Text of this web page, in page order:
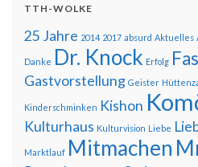
TTH-WOLKE
25 Jahre 2014 2017 absurd Aktuelles
Danke Dr. Knock Erfolg
Gastvorstellung Geister
Kinderschminken Kishon
Kulturhaus Kulturvision Liebe
Marktlauf Mitmachen